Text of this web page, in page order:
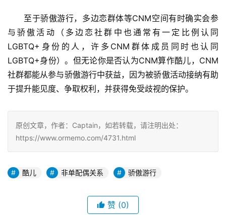
至于骄傲游行，多边恋群体等CNM空间有时确实会参
与骄傲活动（多边恋社群中也通常有一定比例认同
LGBTQ+身份的人，许多CNM群体成员同时也认同
LGBTQ+身份）。但无论你是否认为CNM算作酷儿，CNM
社群都能从参与骄傲游行中获益，因为被骄傲活动接纳有助
于提升能见度、争取权利，并获得免受歧视的保护。
原创文章，作者：Captain，如若转载，请注明出处：
https://www.ormemo.com/4731.html
酷儿 非单配偶关系 骄傲游行
赞 (0)